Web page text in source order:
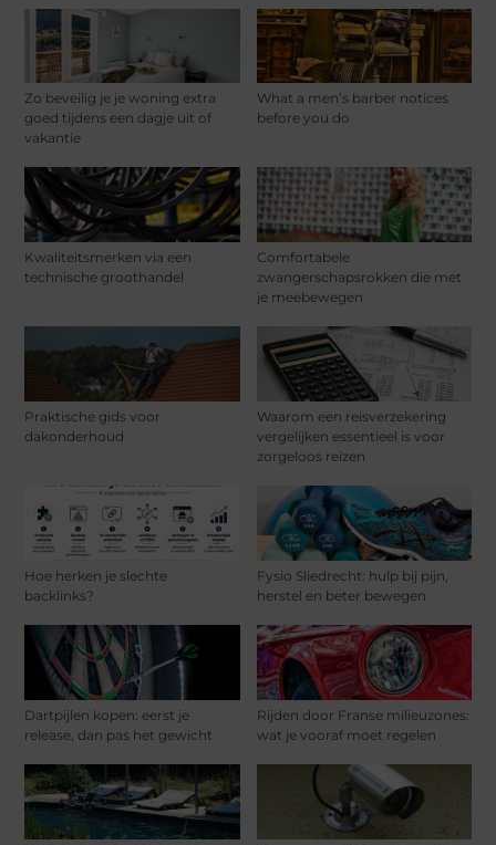
Zo beveilig je je woning extra
goed tijdens een dagje uit of
vakantie
What a men’s barber notices
before you do
Kwaliteitsmerken via een
technische groothandel
Comfortabele
zwangerschapsrokken die met
je meebewegen
Praktische gids voor
dakonderhoud
Waarom een reisverzekering
vergelijken essentieel is voor
zorgeloos reizen
Hoe herken je slechte
backlinks?
Fysio Sliedrecht: hulp bij pijn,
herstel en beter bewegen
Dartpijlen kopen: eerst je
release, dan pas het gewicht
Rijden door Franse milieuzones:
wat je vooraf moet regelen